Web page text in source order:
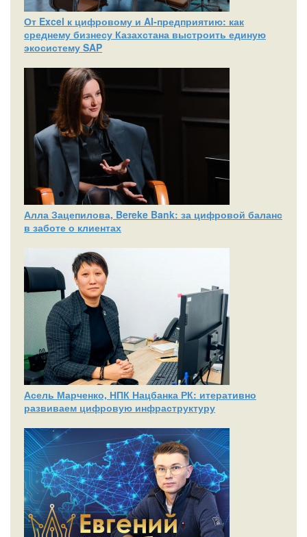
От Excel к цифровому и AI‑предприятию: как
среднему бизнесу Казахстана выстроить единую
экосистему SAP
Алла Зацепилова, Bereke Bank: за цифровой баланс
в заботе о клиентах
Асель Марченко, НПК Нацбанка РК: итеративно
развиваем цифровую инфраструктуру